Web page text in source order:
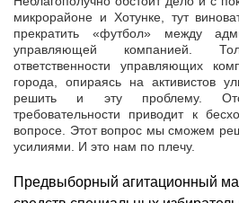
микрорайоне и Хотунке, тут
прекратить «футбол» между
управляющей компанией.
ответственности управляющих
города, опираясь на активистов
решить и эту проблему.
требовательности приводит к
вопросе. Этот вопрос мы сможем
усилиями. И это нам по плечу.
Предвыборный агитационный